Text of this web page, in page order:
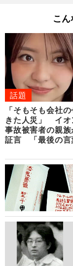
こ
話題
「そもそも会社
きた人災」 イオ
事故被害者の親
証言 「最後の言